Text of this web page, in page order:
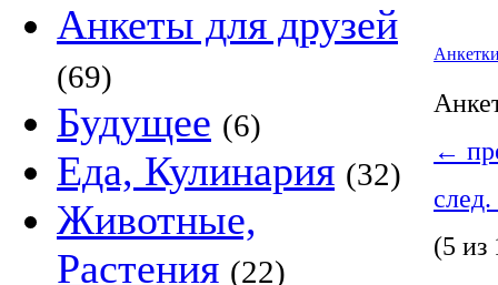
Анкеты для друзей
(69)
Будущее (6)
Еда, Кулинария (32)
Животные,
Растения (22)
←
(5 из